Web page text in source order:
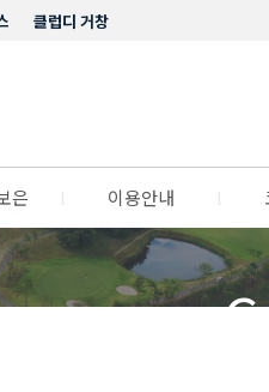
클럽디 거창
은 이용안내